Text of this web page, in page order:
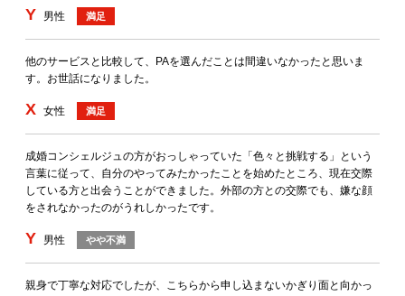
Y 男性 満足
他のサービスと比較して、PAを選んだことは間違いなかったと思いま
す。お世話になりました。
X 女性 満足
成婚コンシェルジュの方がおっしゃっていた「色々と挑戦する」という
言葉に従って、自分のやってみたかったことを始めたところ、現在交際
している方と出会うことができました。外部の方との交際でも、嫌な顔
をされなかったのがうれしかったです。
Y 男性 やや不満
親身で丁寧な対応でしたが、こちらから申し込まないかぎり面と向かっ